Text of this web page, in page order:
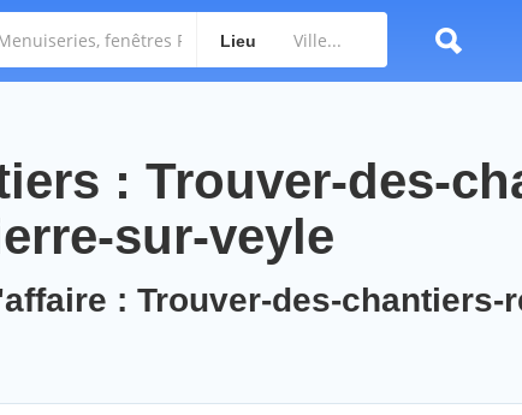
Lieu
: Trouver-des-
sur-veyle
: Trouver-des-chantiers-